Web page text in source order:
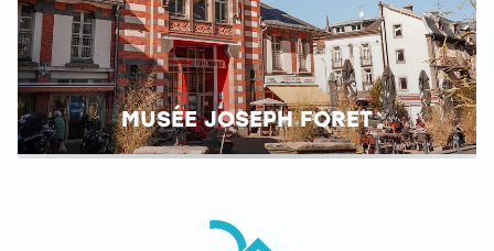
MUSÉE JOSEPH FORET